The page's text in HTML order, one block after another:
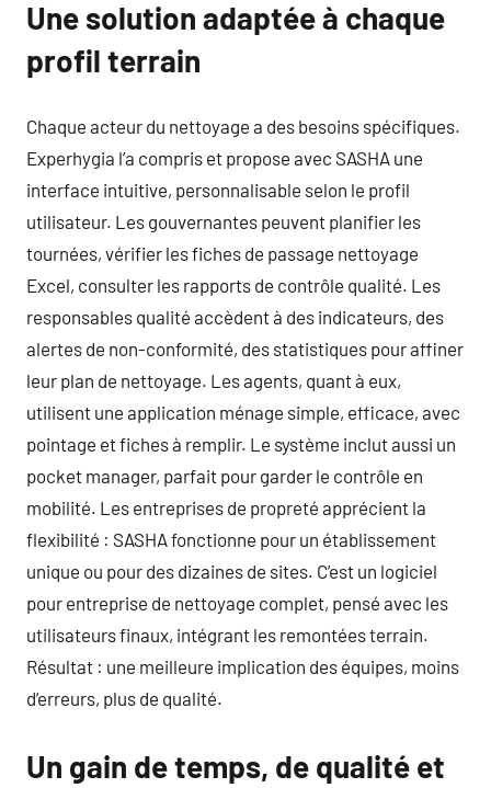
Une solution adaptée à chaque
profil terrain
Chaque acteur du nettoyage a des besoins spécifiques.
Experhygia l’a compris et propose avec SASHA une
interface intuitive, personnalisable selon le profil
utilisateur. Les gouvernantes peuvent planifier les
tournées, vérifier les fiches de passage nettoyage
Excel, consulter les rapports de contrôle qualité. Les
responsables qualité accèdent à des indicateurs, des
alertes de non-conformité, des statistiques pour affiner
leur plan de nettoyage. Les agents, quant à eux,
utilisent une application ménage simple, efficace, avec
pointage et fiches à remplir. Le système inclut aussi un
pocket manager, parfait pour garder le contrôle en
mobilité. Les entreprises de propreté apprécient la
flexibilité : SASHA fonctionne pour un établissement
unique ou pour des dizaines de sites. C’est un logiciel
pour entreprise de nettoyage complet, pensé avec les
utilisateurs finaux, intégrant les remontées terrain.
Résultat : une meilleure implication des équipes, moins
d’erreurs, plus de qualité.
Un gain de temps, de qualité et